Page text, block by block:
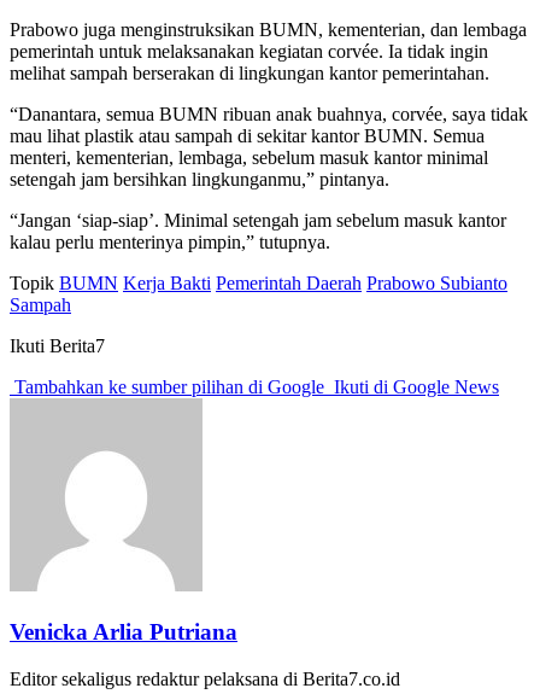
Prabowo juga menginstruksikan BUMN, kementerian, dan lembaga
pemerintah untuk melaksanakan kegiatan corvée. Ia tidak ingin
melihat sampah berserakan di lingkungan kantor pemerintahan.
“Danantara, semua BUMN ribuan anak buahnya, corvée, saya tidak
mau lihat plastik atau sampah di sekitar kantor BUMN. Semua
menteri, kementerian, lembaga, sebelum masuk kantor minimal
setengah jam bersihkan lingkunganmu,” pintanya.
“Jangan ‘siap-siap’. Minimal setengah jam sebelum masuk kantor
kalau perlu menterinya pimpin,” tutupnya.
Topik BUMN Kerja Bakti Pemerintah Daerah Prabowo Subianto
Sampah
Ikuti Berita7
Tambahkan ke sumber pilihan di Google Ikuti di Google News
Venicka Arlia Putriana
Editor sekaligus redaktur pelaksana di Berita7.co.id